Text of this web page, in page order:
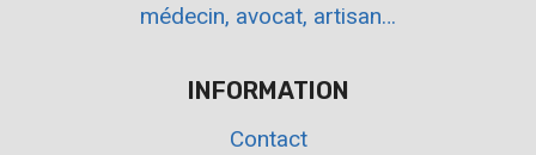
médecin, avocat, artisan…
INFORMATION
Contact